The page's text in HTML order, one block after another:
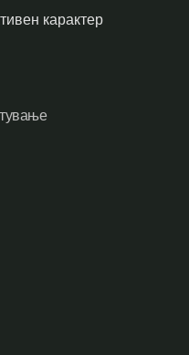
карактер